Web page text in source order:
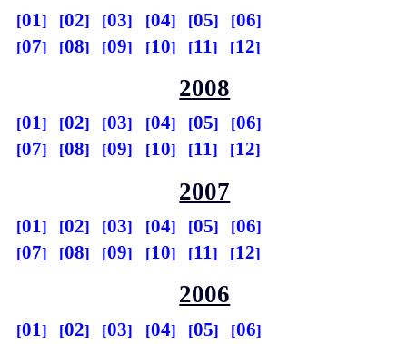
01 02 03 04 05
06
07
08 09 10 11 12
2008
01 02 03 04 05
06
07
08 09 10 11 12
2007
01 02 03 04 05
06
07
08 09 10 11 12
2006
01 02 03 04 05
06